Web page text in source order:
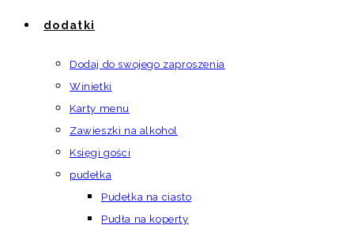
dodatki
Dodaj do swojego zaproszenia
Winietki
Karty menu
Zawieszki na alkohol
Księgi gości
pudełka
Pudełka na ciasto
Pudła na koperty